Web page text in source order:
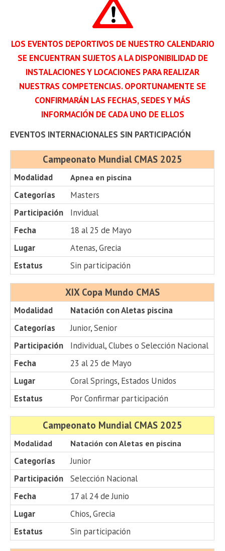
LOS EVENTOS DEPORTIVOS DE NUESTRO CALENDARIO
SE ENCUENTRAN SUJETOS A LA DISPONIBILIDAD DE
INSTALACIONES Y LOCACIONES PARA REALIZAR
NUESTRAS COMPETENCIAS. OPORTUNAMENTE SE
CONFIRMARÁN LAS FECHAS, SEDES Y MÁS
INFORMACIÓN DE CADA UNO DE ELLOS
EVENTOS INTERNACIONALES SIN PARTICIPACIÓN
Campeonato Mundial CMAS 2025
Modalidad Apnea en piscina
Categorías
Masters
Participación
Invidual
Fecha
18 al 25 de Mayo
Lugar
Atenas, Grecia
Estatus
Sin participación
XIX Copa Mundo CMAS
Modalidad
Natación con Aletas piscina
Categorías
Junior, Senior
Participación
Individual, Clubes o Selección Nacional
Fecha
23 al 25 de Mayo
Lugar
Coral Springs, Estados Unidos
Estatus
Por Confirmar participación
Campeonato Mundial CMAS 2025
Modalidad Natación con Aletas en piscina
Categorías
Junior
Participación
Selección Nacional
Fecha
17 al 24 de Junio
Lugar
Chios, Grecia
Estatus
Sin participación